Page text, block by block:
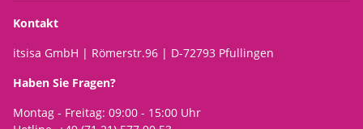
Kontakt
itsisa GmbH | Römerstr.96 | D-72793 Pfullingen
Haben Sie Fragen?
Montag - Freitag: 09:00 - 15:00 Uhr